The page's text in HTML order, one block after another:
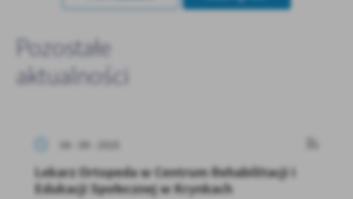
Pozostałe
aktualności
04 - 09 - 2025
Lekarz Ortopeda w Centrum Rehabilitacji i
Edukacji Społecznej w Krynkach